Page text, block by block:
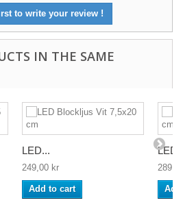
to write your review !
IN THE SAME
LED...
249,00 kr
Add to cart